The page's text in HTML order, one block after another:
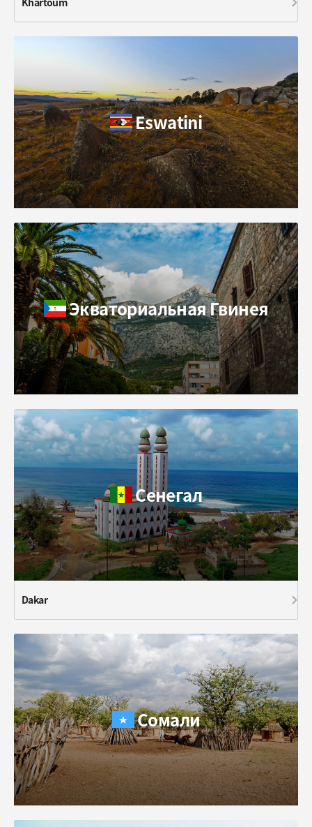
Eswatini
Экваториальная Гвинея
Сенегал
Dakar
Сомали